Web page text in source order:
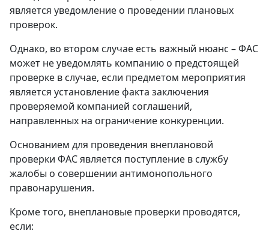
является уведомление о проведении плановых
проверок.
Однако, во втором случае есть важный нюанс – ФАС
может не уведомлять компанию о предстоящей
проверке в случае, если предметом мероприятия
является установление факта заключения
проверяемой компанией соглашений,
направленных на ограничение конкуренции.
Основанием для проведения внеплановой
проверки ФАС является поступление в службу
жалобы о совершении антимонопольного
правонарушения.
Кроме того, внеплановые проверки проводятся,
если: